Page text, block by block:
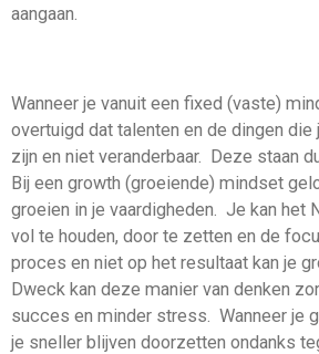
aangaan.
Wanneer je vanuit een fixed (vaste)
overtuigd dat talenten en de dingen die
zijn en niet veranderbaar. Deze staan
Bij een growth (groeiende) mindset
groeien in je vaardigheden. Je kan het
vol te houden, door te zetten en de
proces en niet op het resultaat kan je
Dweck kan deze manier van denken
succes en minder stress. Wanneer je
je sneller blijven doorzetten ondanks